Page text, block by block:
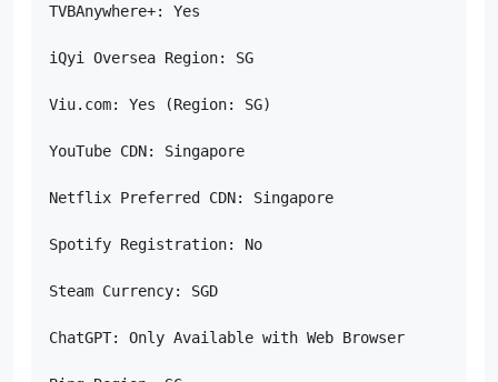
TVBAnywhere+: Yes
iQyi Oversea Region: SG
Viu.com: Yes (Region: SG)
YouTube CDN: Singapore
Netflix Preferred CDN: Singapore
Spotify Registration: No
Steam Currency: SGD
ChatGPT: Only Available with Web Browser